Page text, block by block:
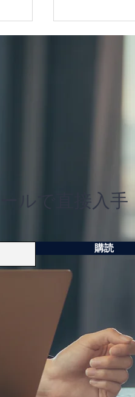
ルで直接入手
購読